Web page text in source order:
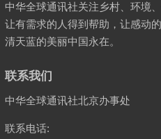
中华全球通讯社关注乡村、环境
让有需求的人得到帮助，让感动
清天蓝的美丽中国永在。
联系我们
中华全球通讯社北京办事处
联系电话: